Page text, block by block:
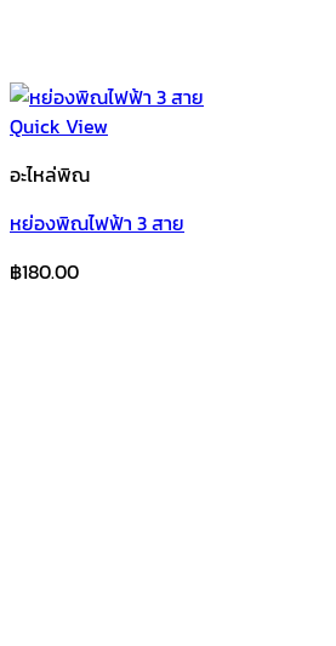
Quick View
อะไหล่พิณ
หย่องพิณไฟฟ้า 3 สาย
฿180.00